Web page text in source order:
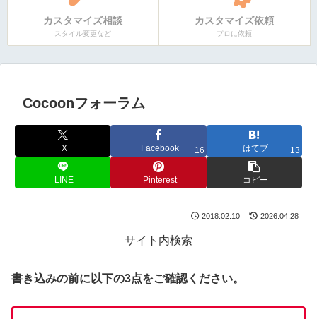
カスタマイズ相談
スタイル変更など
カスタマイズ依頼
プロに依頼
Cocoonフォーラム
X Facebook 16 はてブ 13
LINE Pinterest コピー
2018.02.10 2026.04.28
サイト内検索
書き込みの前に以下の3点をご確認ください。